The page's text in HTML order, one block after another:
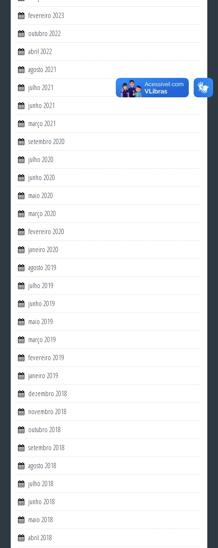
fevereiro 2023
outubro 2022
abril 2022
agosto 2021
julho 2021
junho 2021
março 2021
setembro 2020
julho 2020
junho 2020
maio 2020
março 2020
fevereiro 2020
janeiro 2020
agosto 2019
julho 2019
junho 2019
maio 2019
março 2019
fevereiro 2019
janeiro 2019
dezembro 2018
novembro 2018
outubro 2018
setembro 2018
agosto 2018
julho 2018
junho 2018
maio 2018
abril 2018